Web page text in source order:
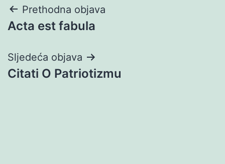
Navigacija
objava
Prethodna objava
Acta est fabula
Sljedeća objava
Citati O Patriotizmu